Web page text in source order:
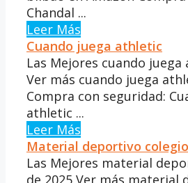
Chandal ...
Leer Más
Cuando juega athletic
Las Mejores cuando
Ver más cuando juega
Compra con seguridad:
athletic ...
Leer Más
Material deportivo
Las Mejores material
de 2025 Ver más material